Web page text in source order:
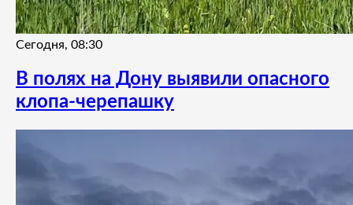
Сегодня, 08:30
В полях на Дону выявили опасного
клопа-черепашку